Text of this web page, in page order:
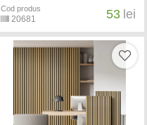
Cod produs
20681 53 lei